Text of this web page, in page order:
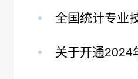
全国统计专业
关于开通2024